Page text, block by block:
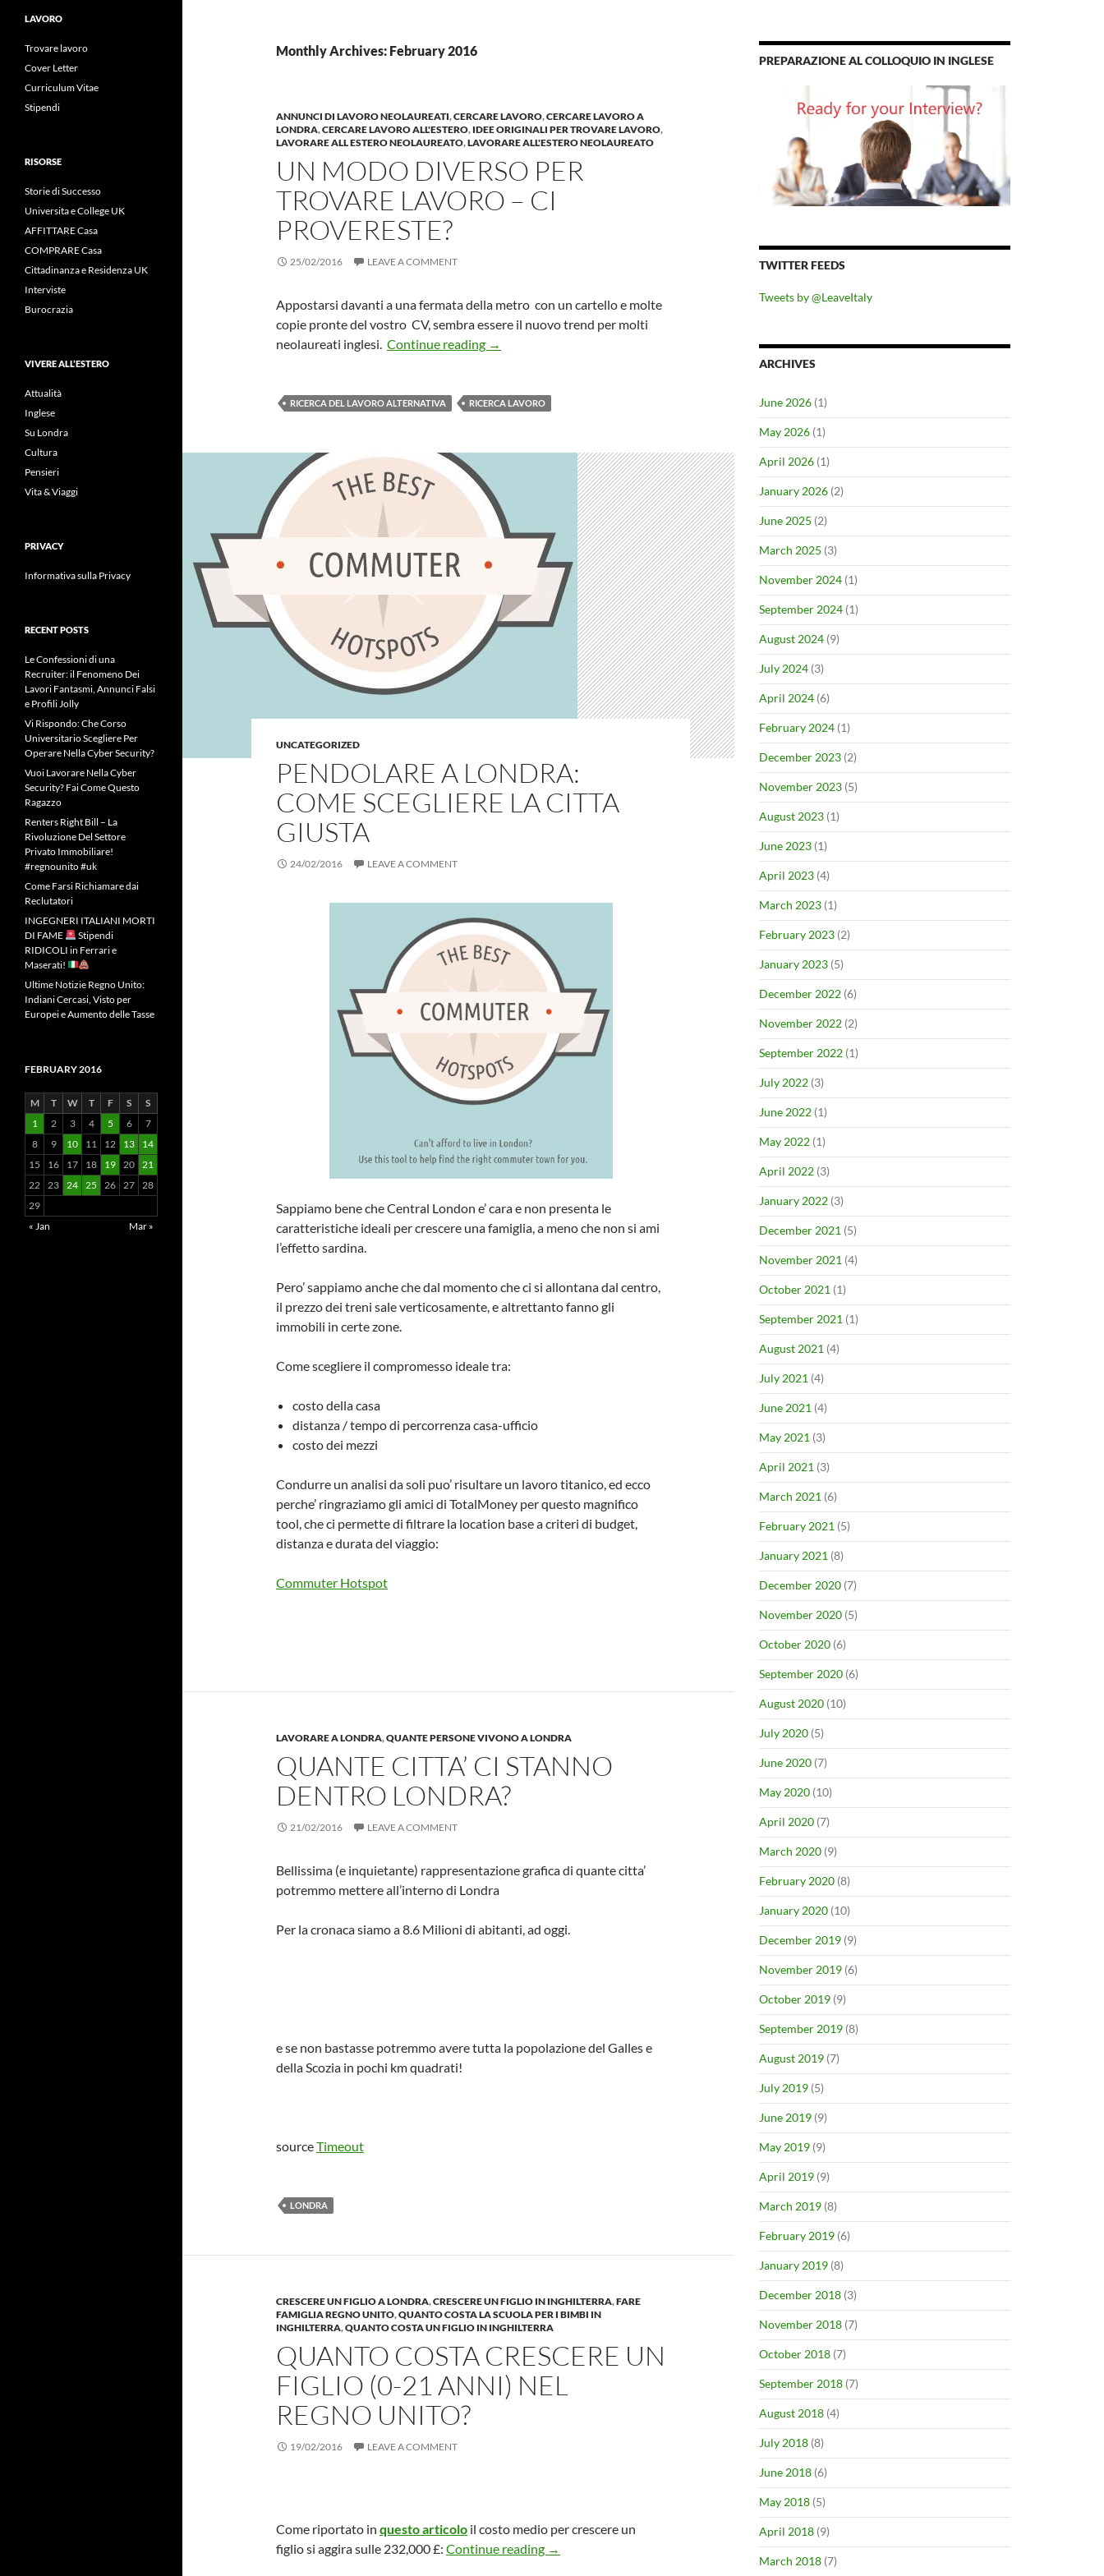
Monthly Archives: February 2016
ANNUNCI DI LAVORO NEOLAUREATI,CERCARE LAVORO,CERCARE LAVORO A
LONDRA,CERCARE LAVORO ALL'ESTERO, IDEE ORIGINALI PER TROVARE LAVORO,
LAVORARE ALL ESTERO NEOLAUREATO,LAVORARE ALL'ESTERO NEOLAUREATO
UN MODO DIVERSO PER
TROVARE LAVORO – CI
PROVERESTE?
25/02/2016 LEAVE A COMMENT
Appostarsi davanti a una fermata della metro con un cartello e molte
copie pronte del vostro CV, sembra essere il nuovo trend per molti
neolaureati inglesi. Continue reading Un modo diverso per trovare lavoro – ci provereste?
→
RICERCA DEL LAVORO ALTERNATIVA RICERCA LAVORO
UNCATEGORIZED
PENDOLARE A LONDRA:
COME SCEGLIERE LA CITTA
GIUSTA
24/02/2016 LEAVE A COMMENT
Sappiamo bene che Central London e’ cara e non presenta le
caratteristiche ideali per crescere una famiglia, a meno che non si ami
l’effetto sardina.
Pero’ sappiamo anche che dal momento che ci si allontana dal centro,
il prezzo dei treni sale verticosamente, e altrettanto fanno gli
immobili in certe zone.
Come scegliere il compromesso ideale tra:
costo della casa
distanza / tempo di percorrenza casa-ufficio
costo dei mezzi
Condurre un analisi da soli puo’ risultare un lavoro titanico, ed ecco
perche’ ringraziamo gli amici di TotalMoney per questo magnifico
tool, che ci permette di filtrare la location base a criteri di budget,
distanza e durata del viaggio:
Commuter Hotspot
LAVORARE A LONDRA,QUANTE PERSONE VIVONO A LONDRA
QUANTE CITTA’ CI STANNO
DENTRO LONDRA?
21/02/2016 LEAVE A COMMENT
Bellissima (e inquietante) rappresentazione grafica di quante citta’
potremmo mettere all’interno di Londra
Per la cronaca siamo a 8.6 Milioni di abitanti, ad oggi.
e se non bastasse potremmo avere tutta la popolazione del Galles e
della Scozia in pochi km quadrati!
sourceTimeout
LONDRA
CRESCERE UN FIGLIO A LONDRA,CRESCERE UN FIGLIO IN INGHILTERRA,FARE
FAMIGLIA REGNO UNITO,QUANTO COSTA LA SCUOLA PER I BIMBI IN
INGHILTERRA,QUANTO COSTA UN FIGLIO IN INGHILTERRA
QUANTO COSTA CRESCERE UN
FIGLIO (0-21 ANNI) NEL
REGNO UNITO?
19/02/2016 LEAVE A COMMENT
Come riportato in questo articolo il costo medio per crescere un
figlio si aggira sulle 232,000 £: Continue reading Quanto costa crescere un figlio (0-21 anni) nel Regno Unito?
→
PREPARAZIONE AL COLLOQUIO IN INGLESE
TWITTER FEEDS
Tweets by @LeaveItaly
ARCHIVES
June 2026 (1)
May 2026 (1)
April 2026 (1)
January 2026 (2)
June 2025 (2)
March 2025 (3)
November 2024 (1)
September 2024 (1)
August 2024 (9)
July 2024 (3)
April 2024 (6)
February 2024 (1)
December 2023 (2)
November 2023 (5)
August 2023 (1)
June 2023 (1)
April 2023 (4)
March 2023 (1)
February 2023 (2)
January 2023 (5)
December 2022 (6)
November 2022 (2)
September 2022 (1)
July 2022 (3)
June 2022 (1)
May 2022 (1)
April 2022 (3)
January 2022 (3)
December 2021 (5)
November 2021 (4)
October 2021 (1)
September 2021 (1)
August 2021 (4)
July 2021 (4)
June 2021 (4)
May 2021 (3)
April 2021 (3)
March 2021 (6)
February 2021 (5)
January 2021 (8)
December 2020 (7)
November 2020 (5)
October 2020 (6)
September 2020 (6)
August 2020 (10)
July 2020 (5)
June 2020 (7)
May 2020 (10)
April 2020 (7)
March 2020 (9)
February 2020 (8)
January 2020 (10)
December 2019 (9)
November 2019 (6)
October 2019 (9)
September 2019 (8)
August 2019 (7)
July 2019 (5)
June 2019 (9)
May 2019 (9)
April 2019 (9)
March 2019 (8)
February 2019 (6)
January 2019 (8)
December 2018 (3)
November 2018 (7)
October 2018 (7)
September 2018 (7)
August 2018 (4)
July 2018 (8)
June 2018 (6)
May 2018 (5)
April 2018 (9)
March 2018 (7)
LAVORO
Trovare lavoro
Cover Letter
Curriculum Vitae
Stipendi
RISORSE
Storie di Successo
Universita e College UK
AFFITTARE Casa
COMPRARE Casa
Cittadinanza e Residenza UK
Interviste
Burocrazia
VIVERE ALL’ESTERO
Attualità
Inglese
Su Londra
Cultura
Pensieri
Vita & Viaggi
PRIVACY
Informativa sulla Privacy
RECENT POSTS
Le Confessioni di una
Recruiter: il Fenomeno Dei
Lavori Fantasmi, Annunci Falsi
e Profili Jolly
Vi Rispondo: Che Corso
Universitario Scegliere Per
Operare Nella Cyber Security?
Vuoi Lavorare Nella Cyber
Security? Fai Come Questo
Ragazzo
Renters Right Bill – La
Rivoluzione Del Settore
Privato Immobiliare!
#regnounito #uk
Come Farsi Richiamare dai
Reclutatori
INGEGNERI ITALIANI MORTI
DI FAME
Stipendi
RIDICOLI in Ferrari e
Maserati!
Ultime Notizie Regno Unito:
Indiani Cercasi, Visto per
Europei e Aumento delle Tasse
FEBRUARY 2016
M T W T F S
S
1
2 3 4 5 6
7
8
9 10 11 12 13
14
15
16 17 18 19 20 21
22 23 24 25 26 27 28
29
« Jan
Mar »